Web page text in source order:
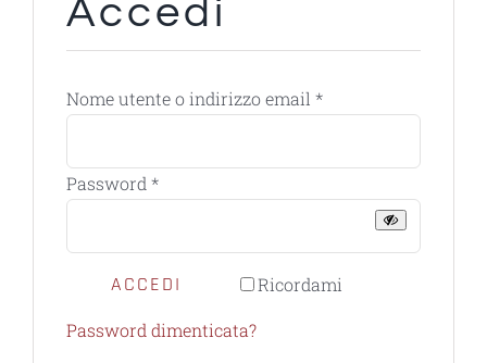
Accedi
Nome utente o indirizzo email *Richiesto
Password *Richiesto
Ricordami
ACCEDI
Password dimenticata?